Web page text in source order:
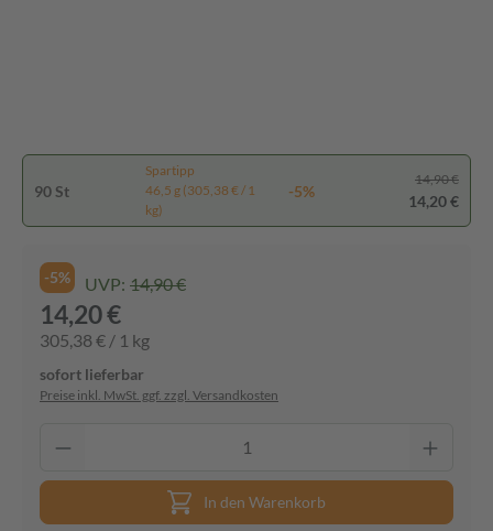
90 St
Spartipp
46,5 g (305,38 € / 1
kg)
-5%
14,90 €
14,20 €
-5% UVP: 14,90 €
14,20 €
305,38 € / 1 kg
sofort lieferbar
Preise inkl. MwSt. ggf. zzgl. Versandkosten
In den Warenkorb